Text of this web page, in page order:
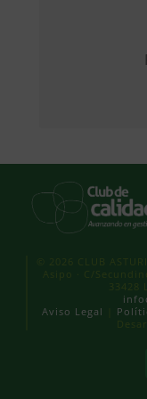
Mediante
© 2026 CLUB
Asipo · C/
Aviso Legal